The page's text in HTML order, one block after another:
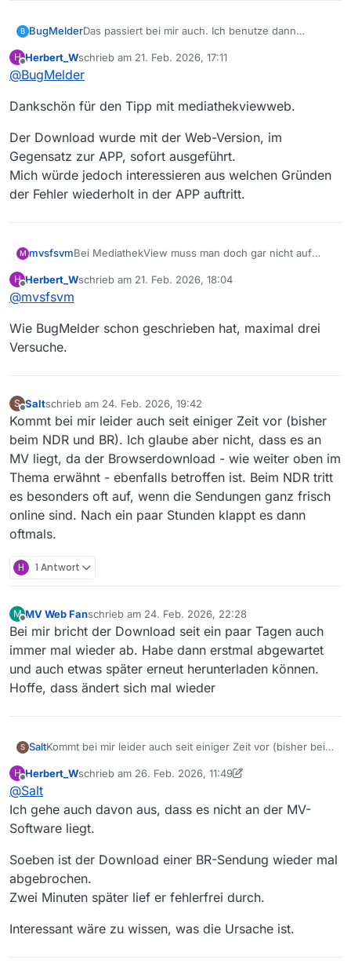
B BugMelderDas passiert bei mir auch. Ich benutze dann
speichern unter. Dort kann man dann einfacher auf
Retry klicken. Was auch passiert ist: Wenn man es
Download meist ein paar Kilobyte oder Megabyte
Keller geschickt werden muss, um die passenden
Daten aus dem Archiv zu holen.
H
Offline
Herbert_Wschrieb am 21. Feb. 2026, 17:11
zuletzt editiert von
@BugMelder
Dankschön für den Tipp mit mediathekviewweb.
Der Download wurde mit der Web-Version, im
Gegensatz zur APP, sofort ausgeführt.
Mich würde jedoch interessieren aus welchen Gründen
der Fehler wiederholt in der APP auftritt.
M mvsfsvmBei MediathekView muss man doch gar nicht auf
fertig sind werden die fehlerhaften automagisch
H
Offline
Herbert_Wschrieb am 21. Feb. 2026, 18:04
zuletzt editiert von
@mvsfsvm
Wie BugMelder schon geschrieben hat, maximal drei
Versuche.
S
Offline
Saltschrieb am 24. Feb. 2026, 19:42
zuletzt editiert von
Kommt bei mir leider auch seit einiger Zeit vor (bisher
beim NDR und BR). Ich glaube aber nicht, dass es an
MV liegt, da der Browserdownload - wie weiter oben im
Thema erwähnt - ebenfalls betroffen ist. Beim NDR tritt
es besonders oft auf, wenn die Sendungen ganz frisch
online sind. Nach ein paar Stunden klappt es dann
oftmals.
H 1 Antwort
M
Offline
MV Web Fanschrieb am 24. Feb. 2026, 22:28
zuletzt editiert von
Bei mir bricht der Download seit ein paar Tagen auch
immer mal wieder ab. Habe dann erstmal abgewartet
und auch etwas später erneut herunterladen können.
Hoffe, dass ändert sich mal wieder
S SaltKommt bei mir leider auch seit einiger Zeit vor (bisher beim
da der Browserdownload - wie weiter oben im Thema
besonders oft auf, wenn die Sendungen ganz frisch online
sind. Nach ein paar Stunden klappt es dann oftmals.
H
Offline
Herbert_Wschrieb am 26. Feb. 2026, 11:49
zuletzt editiert von Herbert_W
@Salt
Ich gehe auch davon aus, dass es nicht an der MV-
Software liegt.
Soeben ist der Download einer BR-Sendung wieder mal
abgebrochen.
Zwei Minuten später lief er fehlerfrei durch.
Interessant wäre zu wissen, was die Ursache ist.